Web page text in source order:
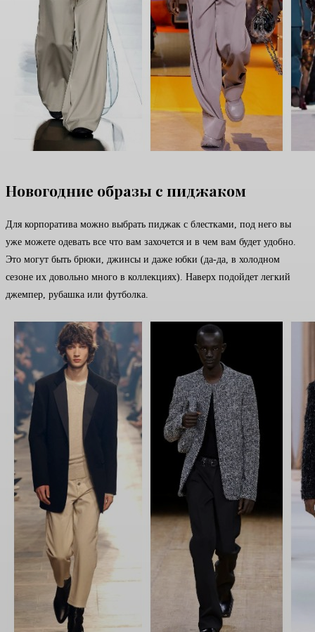
Новогодние образы с пиджаком
Для корпоратива можно выбрать пиджак с блестками, под него вы
уже можете одевать все что вам захочется и в чем вам будет удобно.
Это могут быть брюки, джинсы и даже юбки (да-да, в холодном
сезоне их довольно много в коллекциях). Наверх подойдет легкий
джемпер, рубашка или футболка.